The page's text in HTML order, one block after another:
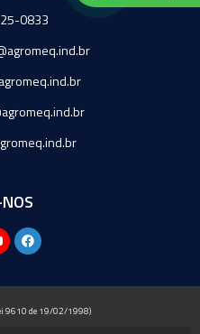
0833
9610 de 19/02/1998)